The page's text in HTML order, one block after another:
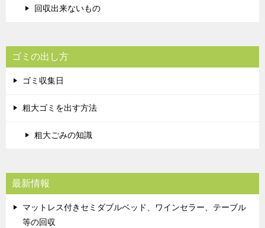
回収出来ないもの
ゴミの出し方
ゴミ収集日
粗大ゴミを出す方法
粗大ごみの知識
最新情報
マットレス付きセミダブルベッド、ワインセラー、テーブル
等の回収